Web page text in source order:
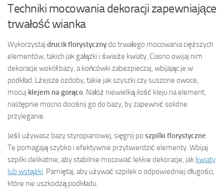
Techniki mocowania dekoracji zapewniające
trwałość wianka
Wykorzystaj drucik florystycznydo trwałego mocowania cięższych
elementów, takich jak gałązki i świeże kwiaty. Ciasno owijaj nim
dekoracje wokół bazy, a końcówki zabezpieczaj, wbijając je w
podkład. Lżejsze ozdoby, takie jak szyszki czy suszone owoce,
mocuj klejem na gorąco . Nałóż niewielką ilość kleju na element,
następnie mocno dociśnij go do bazy, by zapewnić solidne
przyleganie.
Jeśli używasz bazy styropianowej, sięgnij po szpilki florystyczne
Te pomagają szybko i efektywnie przytwierdzić elementy. Wbijaj
szpilki delikatnie, aby stabilnie mocować lekkie dekoracje, jak kwiaty
lub wstążki . Pamiętaj, aby używać szpilek o odpowiedniej długości,
które nie uszkodzą podkładu.